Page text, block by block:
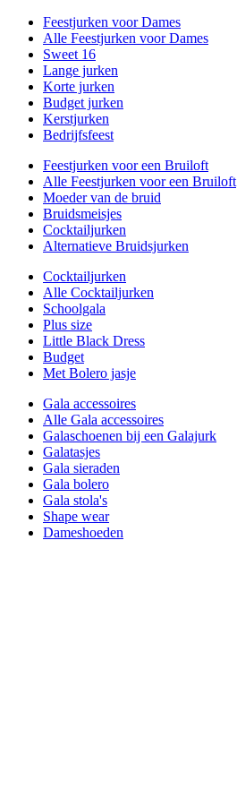
Feestjurken voor Dames
Alle Feestjurken voor Dames
Sweet 16
Lange jurken
Korte jurken
Budget jurken
Kerstjurken
Bedrijfsfeest
Feestjurken voor een Bruiloft
Alle Feestjurken voor een Bruiloft
Moeder van de bruid
Bruidsmeisjes
Cocktailjurken
Alternatieve Bruidsjurken
Cocktailjurken
Alle Cocktailjurken
Schoolgala
Plus size
Little Black Dress
Budget
Met Bolero jasje
Gala accessoires
Alle Gala accessoires
Galaschoenen bij een Galajurk
Galatasjes
Gala sieraden
Gala bolero
Gala stola's
Shape wear
Dameshoeden